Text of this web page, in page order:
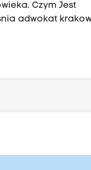
Czym Jest
adwokat